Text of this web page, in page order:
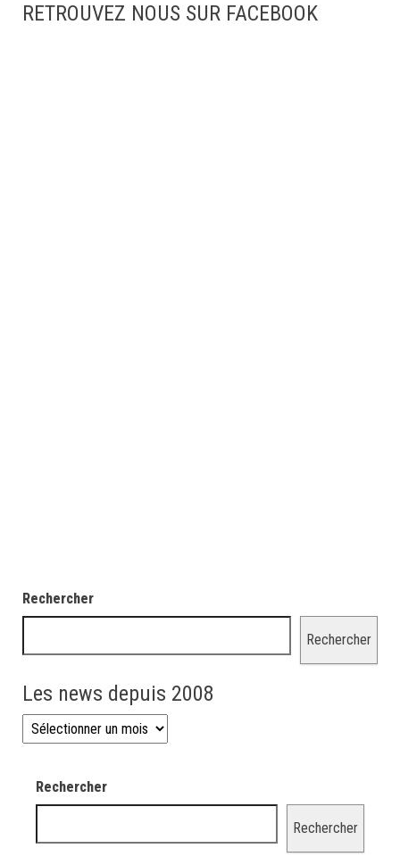
RETROUVEZ NOUS SUR FACEBOOK
Rechercher
Rechercher
Les news depuis 2008
Les news depuis 2008
Rechercher
Rechercher